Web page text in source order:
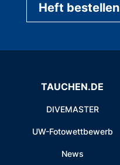
Heft bestellen
TAUCHEN.DE
DIVEMASTER
UW-Fotowettbewerb
News